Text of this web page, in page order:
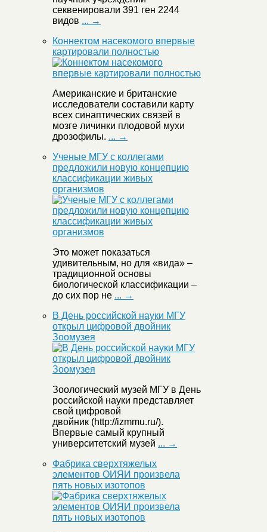
секвенировали 391 ген 2244
видов ... →
Коннектом насекомого впервые
картировали полностью
Американские и британские
исследователи составили карту
всех синаптических связей в
мозге личинки плодовой мухи
дрозофилы. ... →
Ученые МГУ с коллегами
предложили новую концепцию
классификации живых
организмов
Это может показаться
удивительным, но для «вида» –
традиционной основы
биологической классификации –
до сих пор не ... →
В День российской науки МГУ
открыл цифровой двойник
Зоомузея
Зоологический музей МГУ в День
российской науки представляет
свой цифровой
двойник (http://izmmu.ru/).
Впервые самый крупный
университетский музей ... →
Фабрика сверхтяжелых
элементов ОИЯИ произвела
пять новых изотопов